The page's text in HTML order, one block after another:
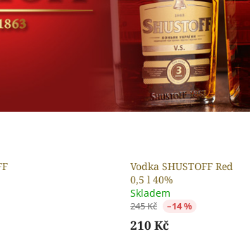
Vodka SHUSTOFF Red
0,5 l 40%
Skladem
245 Kč –14 %
210 Kč